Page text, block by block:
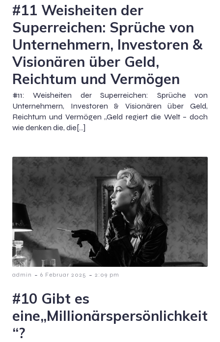
#11 Weisheiten der
Superreichen: Sprüche von
Unternehmern, Investoren &
Visionären über Geld,
Reichtum und Vermögen
#11: Weisheiten der Superreichen: Sprüche von
Unternehmern, Investoren & Visionären über Geld,
Reichtum und Vermögen „Geld regiert die Welt – doch
wie denken die, die[…]
admin - 6 Februar 2025 - 2:09 pm
#10 Gibt es
eine„Millionärspersönlichkeit
“?